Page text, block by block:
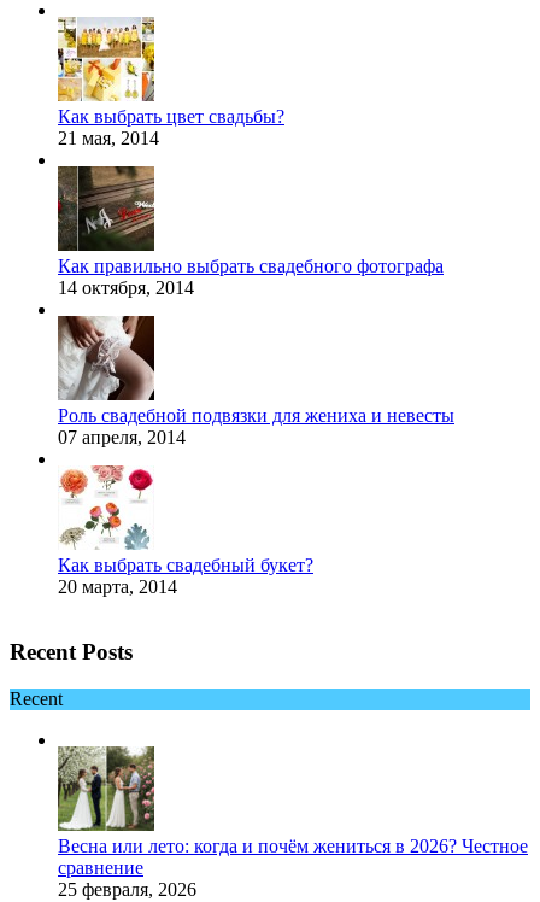
Как выбрать цвет свадьбы?
21 мая, 2014
Как правильно выбрать свадебного фотографа
14 октября, 2014
Роль свадебной подвязки для жениха и невесты
07 апреля, 2014
Как выбрать свадебный букет?
20 марта, 2014
Recent Posts
Recent
Весна или лето: когда и почём жениться в 2026? Честное
сравнение
25 февраля, 2026